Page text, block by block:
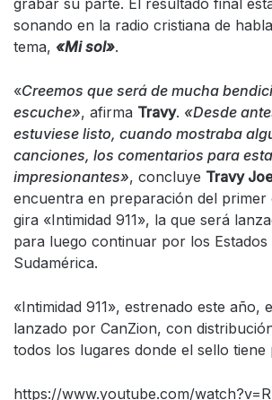
grabar su parte. El resultado final
sonando en la radio cristiana de
tema, «Mi sol».
«Creemos que será de mucha
escuche», afirma Travy. «Desde
estuviese listo, cuando mostraba
canciones, los comentarios para
impresionantes», concluye Travy
encuentra en preparación del primer
gira «Intimidad 911», la que será
para luego continuar por los
Sudamérica.
«Intimidad 911», estrenado este año,
lanzado por CanZion, con
todos los lugares donde el sello tiene
https://www.youtube.com/